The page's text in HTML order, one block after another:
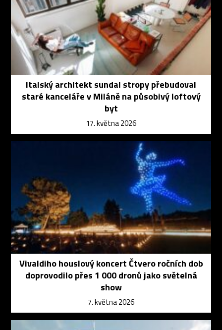
Italský architekt sundal stropy přebudoval
staré kanceláře v Miláně na působivý loftový
byt
17. května 2026
Vivaldiho houslový koncert Čtvero ročních dob
doprovodilo přes 1 000 dronů jako světelná
show
7. května 2026